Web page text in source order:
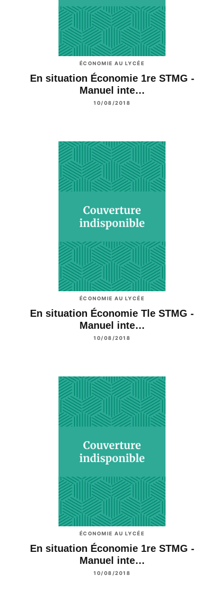
ÉCONOMIE AU LYCÉE
En situation Économie 1re STMG -
Manuel inte…
10/08/2018
ÉCONOMIE AU LYCÉE
En situation Économie Tle STMG -
Manuel inte…
10/08/2018
ÉCONOMIE AU LYCÉE
En situation Économie 1re STMG -
Manuel inte…
10/08/2018